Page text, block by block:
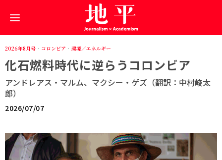
2026年8月号 · コロンビア · 環境／エネルギー
化石燃料時代に逆らうコロンビア
アンドレアス・マルム、マクシー・ゲズ（翻訳：中村峻太
郎）
2026/07/07